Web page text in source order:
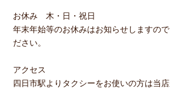
お休み 木・日・祝日
年末年始等のお休みはお知らせしますの
ださい。
アクセス
四日市駅よりタクシーをお使いの方は当店